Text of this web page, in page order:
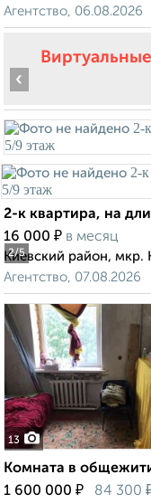
Агентство, 06.08.2026
2/5
‹
2-к квартира, на
16 000 ₽ в месяц
Киевский район, мкр.
Агентство, 07.08.2026
13
Комната в
1 600 000 ₽ 84 300